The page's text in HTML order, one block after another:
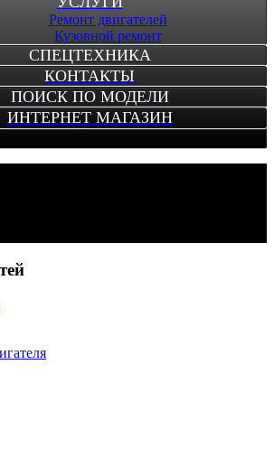
Ремонт двигателей
Кузовной ремонт
СПЕЦТЕХНИКА
КОНТАКТЫ
ПОИСК ПО МОДЕЛИ
ИНТЕРНЕТ МАГАЗИН